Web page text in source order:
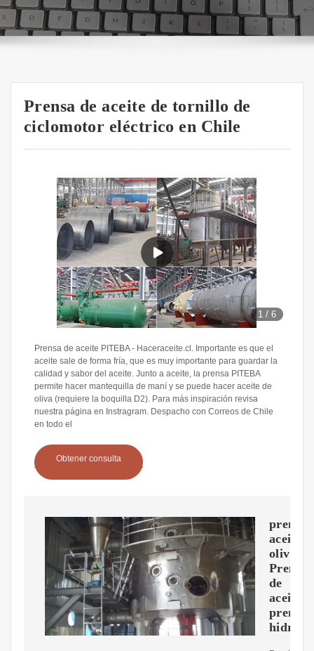
Prensa de aceite de tornillo de
ciclomotor eléctrico en Chile
1 /6
Prensa de aceite PITEBA - Haceraceite.cl. Importante es que el
aceite sale de forma fría, que es muy importante para guardar la
calidad y sabor del aceite. Junto a aceite, la prensa PITEBA
permite hacer mantequilla de maní y se puede hacer aceite de
oliva (requiere la boquilla D2). Para más inspiración revisa
nuestra página en Instragram. Despacho con Correos de Chile
en todo el
Obtener consulta
prensa
aceite
oliva.
Prensa
de
prensa